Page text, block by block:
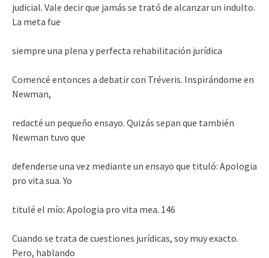
judicial. Vale decir que jamás se trató de alcanzar un indulto.
La meta fue
siempre una plena y perfecta rehabilitación jurídica
Comencé entonces a debatir con Tréveris. Inspirándome en
Newman,
redacté un pequeño ensayo. Quizás sepan que también
Newman tuvo que
defenderse una vez mediante un ensayo que tituló: Apologia
pro vita sua. Yo
titulé el mío: Apologia pro vita mea. 146
Cuando se trata de cuestiones jurídicas, soy muy exacto.
Pero, hablando